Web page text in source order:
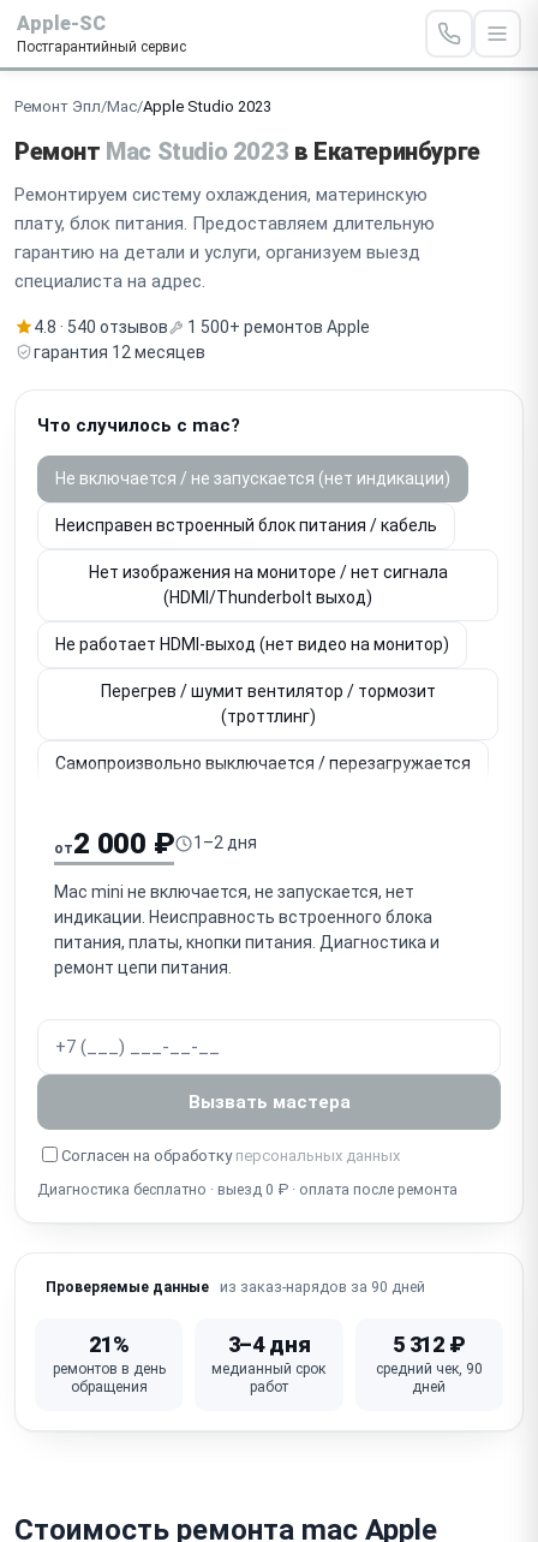
Apple-SC
Постгарантийный сервис
Ремонт Эпл/Mac/Apple Studio 2023
Ремонт Mac Studio 2023 в Екатеринбурге
Ремонтируем систему охлаждения, материнскую
плату, блок питания. Предоставляем длительную
гарантию на детали и услуги, организуем выезд
специалиста на адрес.
4.8 · 540 отзывов
1 500+ ремонтов Apple
гарантия 12 месяцев
Что случилось с mac?
Не включается / не запускается (нет индикации)
Неисправен встроенный блок питания / кабель
Нет изображения на мониторе / нет сигнала
(HDMI/Thunderbolt выход)
Не работает HDMI-выход (нет видео на монитор)
Перегрев / шумит вентилятор / тормозит
(троттлинг)
Самопроизвольно выключается / перезагружается
Не работают порты USB-C / Thunderbolt
Не работают порты USB-A
Не работает Ethernet (сетевой порт)
Неисправен накопитель SSD / не определяется /
потеря данных
Не работает аудиоразъём (наушники/выход)
Шум / стук вентилятора (подшипник)
Неисправна материнская плата (артефакты, не
включается)
от2 000 ₽ 1–2 дня
Mac mini не включается, не запускается, нет
индикации. Неисправность встроенного блока
питания, платы, кнопки питания. Диагностика и
ремонт цепи питания.
Вызвать мастера
Согласен на обработку персональных данных
Диагностика бесплатно · выезд 0 ₽ · оплата после ремонта
Проверяемые данные из заказ-нарядов за 90 дней
21%
ремонтов в день
обращения
3–4 дня
медианный срок
работ
5 312 ₽
средний чек, 90
дней
Стоимость ремонта mac Apple